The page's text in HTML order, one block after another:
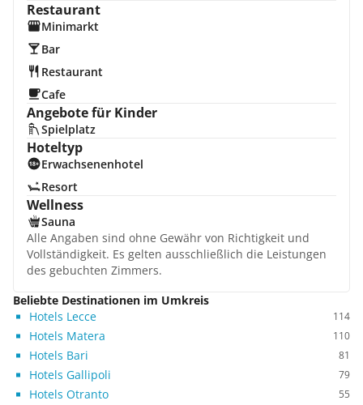
Restaurant
Minimarkt
Bar
Restaurant
Cafe
Angebote für Kinder
Spielplatz
Hoteltyp
Erwachsenenhotel
Resort
Wellness
Sauna
Alle Angaben sind ohne Gewähr von Richtigkeit und
Vollständigkeit. Es gelten ausschließlich die Leistungen
des gebuchten Zimmers.
Beliebte Destinationen im Umkreis
Hotels Lecce
114
Hotels Matera 110
Hotels Bari 81
Hotels Gallipoli 79
Hotels Otranto 55